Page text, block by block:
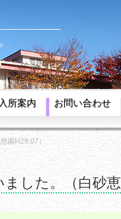
入所案内 お問い合わせ
園H29.07）
した。（白砂恵